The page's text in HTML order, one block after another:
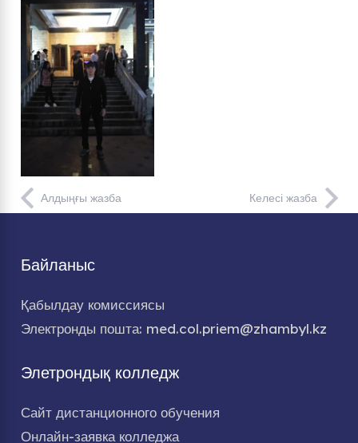
Алдыңғы жазба Келесі жазба
Байланыс
Қабылдау комиссиясы
Электронды пошта: med.col.priem@zhambyl.kz
Элетрондық колледж
Сайт дистанционного обучения
Онлайн-заявка колледжа